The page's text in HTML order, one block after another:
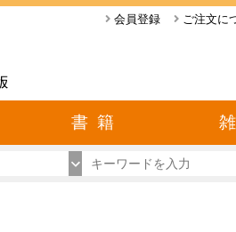
ご注文に
会員登録
書 籍